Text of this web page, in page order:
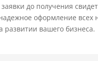
до получения
оформление всех
развитии вашего бизнеса.